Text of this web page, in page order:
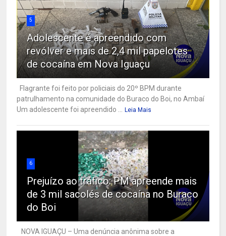
5
Adolescente é apreendido com
revólver e mais de 2,4 mil papelotes
de cocaína em Nova Iguaçu
Flagrante foi feito por policiais do 20º BPM durante
patrulhamento na comunidade do Buraco do Boi, no Ambaí
Um adolescente foi apreendido ...
Leia Mais
6
Prejuízo ao tráfico: PM apreende mais
de 3 mil sacolés de cocaína no Buraco
do Boi
NOVA IGUAÇU – Uma denúncia anônima sobre a